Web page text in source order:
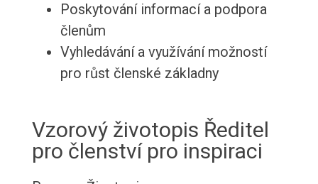
Poskytování informací a podpora
členům
Vyhledávání a využívání možností
pro růst členské základny
Vzorový životopis Ředitel
pro členství pro inspiraci